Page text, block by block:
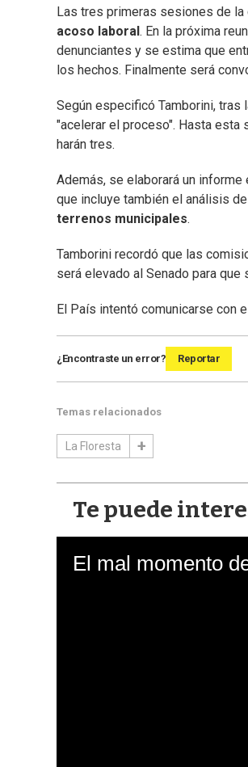
Las tres primeras sesiones de
acoso laboral . En la próxima
denunciantes y se estima que
los hechos. Finalmente será
Según especificó Tamborini,
"acelerar el proceso". Hasta esta
harán tres.
Además, se elaborará un
que incluye también el análisis
terrenos municipales.
Tamborini recordó que las
será elevado al Senado para
El País intentó comunicarse con
¿Encontraste un error? Reportar
Temas relacionados
La Floresta
Te puede